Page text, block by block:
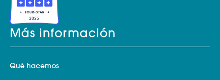
Más información
Qué hacemos